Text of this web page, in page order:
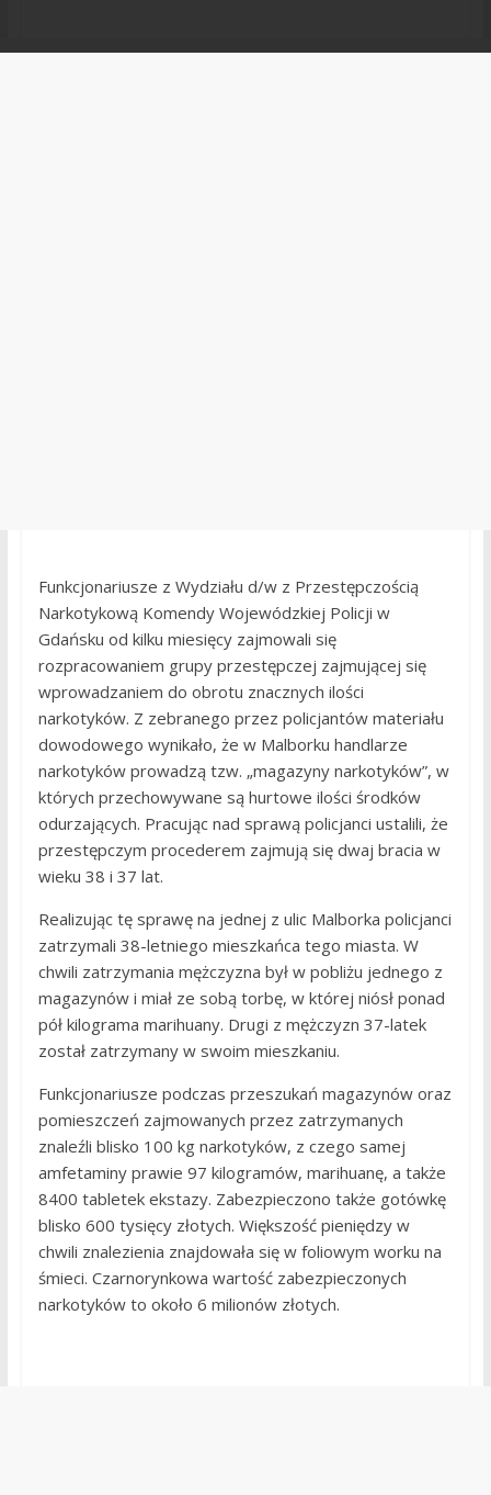
Funkcjonariusze z Wydziału d/w z Przestępczością
Narkotykową Komendy Wojewódzkiej Policji w
Gdańsku od kilku miesięcy zajmowali się
rozpracowaniem grupy przestępczej zajmującej się
wprowadzaniem do obrotu znacznych ilości
narkotyków. Z zebranego przez policjantów materiału
dowodowego wynikało, że w Malborku handlarze
narkotyków prowadzą tzw. „magazyny narkotyków”, w
których przechowywane są hurtowe ilości środków
odurzających. Pracując nad sprawą policjanci ustalili, że
przestępczym procederem zajmują się dwaj bracia w
wieku 38 i 37 lat.
Realizując tę sprawę na jednej z ulic Malborka policjanci
zatrzymali 38-letniego mieszkańca tego miasta. W
chwili zatrzymania mężczyzna był w pobliżu jednego z
magazynów i miał ze sobą torbę, w której niósł ponad
pół kilograma marihuany. Drugi z mężczyzn 37-latek
został zatrzymany w swoim mieszkaniu.
Funkcjonariusze podczas przeszukań magazynów oraz
pomieszczeń zajmowanych przez zatrzymanych
znaleźli blisko 100 kg narkotyków, z czego samej
amfetaminy prawie 97 kilogramów, marihuanę, a także
8400 tabletek ekstazy. Zabezpieczono także gotówkę
blisko 600 tysięcy złotych. Większość pieniędzy w
chwili znalezienia znajdowała się w foliowym worku na
śmieci. Czarnorynkowa wartość zabezpieczonych
narkotyków to około 6 milionów złotych.